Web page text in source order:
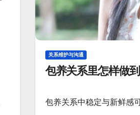
关系维护与沟通
包养关系里怎样做
包养关系中稳定与新鲜感